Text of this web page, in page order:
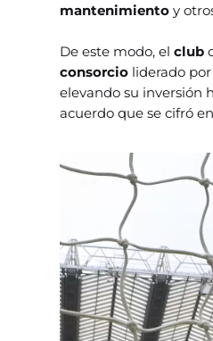
mantenimientoy
De este modo, elclub
consorcio liderado por
elevando su inversión
acuerdo que se cifró